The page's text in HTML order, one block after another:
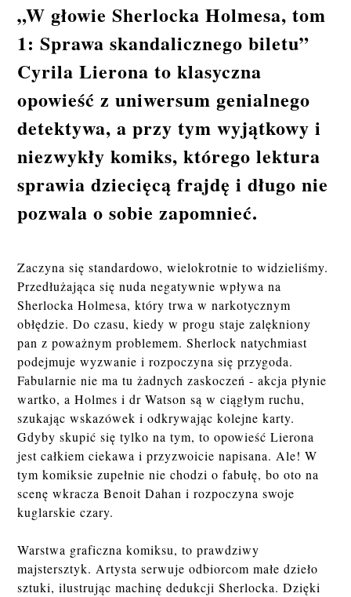
„W głowie Sherlocka Holmesa, tom
1: Sprawa skandalicznego biletu”
Cyrila Lierona to klasyczna
opowieść z uniwersum genialnego
detektywa, a przy tym wyjątkowy i
niezwykły komiks, którego lektura
sprawia dziecięcą frajdę i długo nie
pozwala o sobie zapomnieć.
Zaczyna się standardowo, wielokrotnie to widzieliśmy.
Przedłużająca się nuda negatywnie wpływa na
Sherlocka Holmesa, który trwa w narkotycznym
obłędzie. Do czasu, kiedy w progu staje zalękniony
pan z poważnym problemem. Sherlock natychmiast
podejmuje wyzwanie i rozpoczyna się przygoda.
Fabularnie nie ma tu żadnych zaskoczeń - akcja płynie
wartko, a Holmes i dr Watson są w ciągłym ruchu,
szukając wskazówek i odkrywając kolejne karty.
Gdyby skupić się tylko na tym, to opowieść Lierona
jest całkiem ciekawa i przyzwoicie napisana. Ale! W
tym komiksie zupełnie nie chodzi o fabułę, bo oto na
scenę wkracza Benoit Dahan i rozpoczyna swoje
kuglarskie czary.
Warstwa graficzna komiksu, to prawdziwy
majstersztyk. Artysta serwuje odbiorcom małe dzieło
sztuki, ilustrując machinę dedukcji Sherlocka. Dzięki